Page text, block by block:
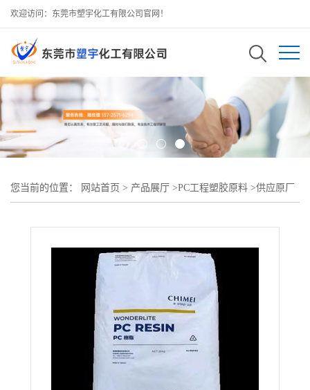
欢迎访问：东莞市塑宇化工有限公司官网！
您当前的位置： 网站首页 > 产品展厅 >PC工程塑胶原料 >供应原厂